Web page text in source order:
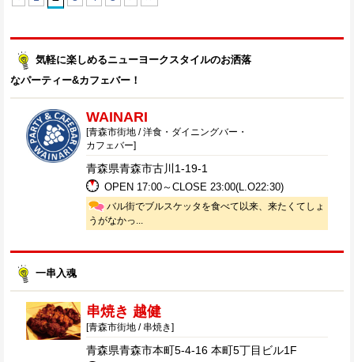
気軽に楽しめるニューヨークスタイルのお洒落
なパーティー&カフェバー！
WAINARI
[青森市街地 / 洋食・ダイニングバー・
カフェバー]
青森県青森市古川1-19-1
OPEN 17:00～CLOSE 23:00(L.O22:30)
バル街でブルスケッタを食べて以来、来たくてしょ
うがなかっ...
一串入魂
串焼き 越健
[青森市街地 / 串焼き]
青森県青森市本町5-4-16 本町5丁目ビル1F